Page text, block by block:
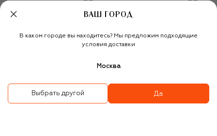
ВАШ ГОРОД
В каком городе вы находитесь? Мы предложим подходящие
условия доставки
Москва
Выбрать другой Да